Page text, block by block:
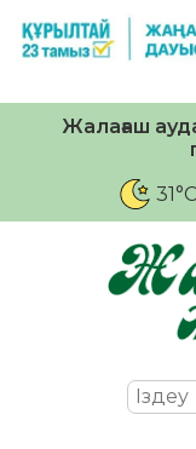
Жалағаш
31°C